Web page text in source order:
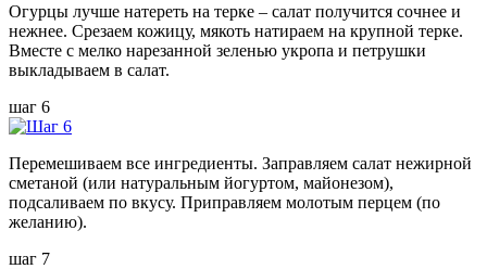
Огурцы лучше натереть на терке – салат получится сочнее и
нежнее. Срезаем кожицу, мякоть натираем на крупной терке.
Вместе с мелко нарезанной зеленью укропа и петрушки
выкладываем в салат.
шаг 6
Перемешиваем все ингредиенты. Заправляем салат нежирной
сметаной (или натуральным йогуртом, майонезом),
подсаливаем по вкусу. Приправляем молотым перцем (по
желанию).
шаг 7